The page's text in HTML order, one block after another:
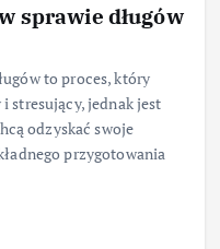
sprawie długów
to proces, który
stresujący, jednak jest
odzyskać swoje
przygotowania